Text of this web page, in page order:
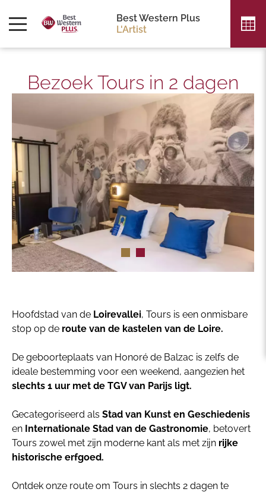
Best Western Plus
L'Artist
Bezoek Tours in 2 dagen
Hoofdstad van de Loirevallei, Tours is een onmisbare
stop op de route van de kastelen van de Loire.
De geboorteplaats van Honoré de Balzac is zelfs de
ideale bestemming voor een weekend, aangezien het
slechts 1 uur met de TGV van Parijs ligt.
Gecategoriseerd als Stad van Kunst en Geschiedenis
en Internationale Stad van de Gastronomie, betovert
Tours zowel met zijn moderne kant als met zijn rijke
historische erfgoed.
Ontdek onze route om Tours in slechts 2 dagen te